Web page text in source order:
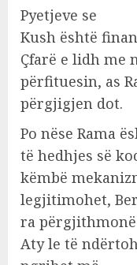
Pyetjeve se
Kush është
Çfarë e lidh me
përfituesin, as
përgjigjen dot.
Po nëse Rama
të hedhjes së
këmbë
legjitimohet,
ra përgjithmonë
Aty le të